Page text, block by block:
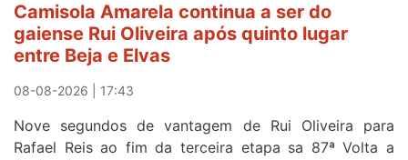
Camisola Amarela continua a ser do
gaiense Rui Oliveira após quinto lugar
entre Beja e Elvas
08-08-2026 | 17:43
Nove segundos de vantagem de Rui Oliveira para
Rafael Reis ao fim da terceira etapa sa 87ª Volta a